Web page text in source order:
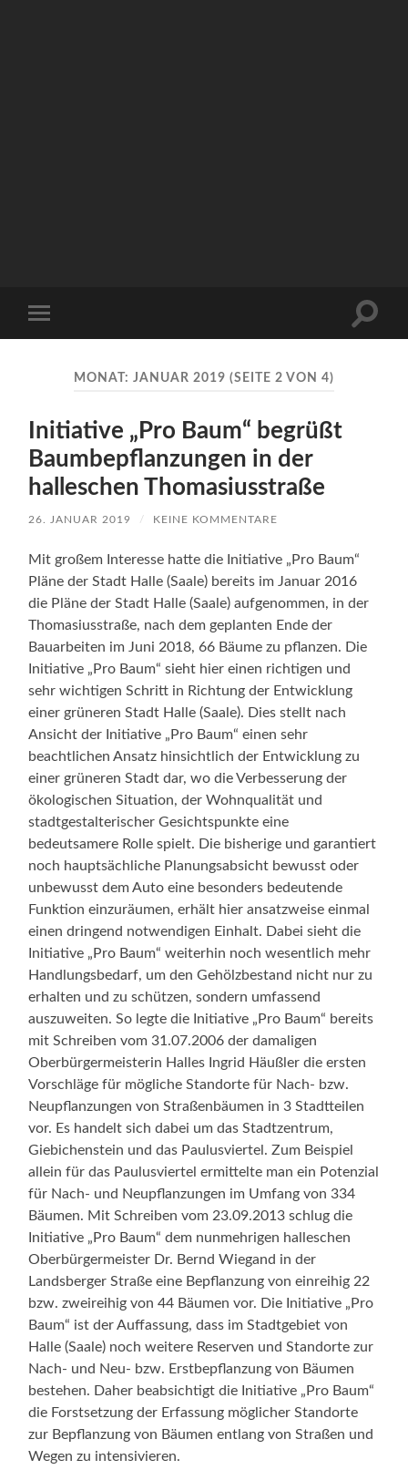
Saale
(AHA)
Menü
MONAT: JANUAR 2019 (SEITE 2 VON 4)
Initiative „Pro Baum“ begrüßt
Baumbepflanzungen in der
halleschen Thomasiusstraße
26. JANUAR 2019 / KEINE KOMMENTARE
Mit großem Interesse hatte die Initiative „Pro Baum“
Pläne der Stadt Halle (Saale) bereits im Januar 2016
die Pläne der Stadt Halle (Saale) aufgenommen, in der
Thomasiusstraße, nach dem geplanten Ende der
Bauarbeiten im Juni 2018, 66 Bäume zu pflanzen. Die
Initiative „Pro Baum“ sieht hier einen richtigen und
sehr wichtigen Schritt in Richtung der Entwicklung
einer grüneren Stadt Halle (Saale). Dies stellt nach
Ansicht der Initiative „Pro Baum“ einen sehr
beachtlichen Ansatz hinsichtlich der Entwicklung zu
einer grüneren Stadt dar, wo die Verbesserung der
ökologischen Situation, der Wohnqualität und
stadtgestalterischer Gesichtspunkte eine
bedeutsamere Rolle spielt. Die bisherige und garantiert
noch hauptsächliche Planungsabsicht bewusst oder
unbewusst dem Auto eine besonders bedeutende
Funktion einzuräumen, erhält hier ansatzweise einmal
einen dringend notwendigen Einhalt. Dabei sieht die
Initiative „Pro Baum“ weiterhin noch wesentlich mehr
Handlungsbedarf, um den Gehölzbestand nicht nur zu
erhalten und zu schützen, sondern umfassend
auszuweiten. So legte die Initiative „Pro Baum“ bereits
mit Schreiben vom 31.07.2006 der damaligen
Oberbürgermeisterin Halles Ingrid Häußler die ersten
Vorschläge für mögliche Standorte für Nach- bzw.
Neupflanzungen von Straßenbäumen in 3 Stadtteilen
vor. Es handelt sich dabei um das Stadtzentrum,
Giebichenstein und das Paulusviertel. Zum Beispiel
allein für das Paulusviertel ermittelte man ein Potenzial
für Nach- und Neupflanzungen im Umfang von 334
Bäumen. Mit Schreiben vom 23.09.2013 schlug die
Initiative „Pro Baum“ dem nunmehrigen halleschen
Oberbürgermeister Dr. Bernd Wiegand in der
Landsberger Straße eine Bepflanzung von einreihig 22
bzw. zweireihig von 44 Bäumen vor. Die Initiative „Pro
Baum“ ist der Auffassung, dass im Stadtgebiet von
Halle (Saale) noch weitere Reserven und Standorte zur
Nach- und Neu- bzw. Erstbepflanzung von Bäumen
bestehen. Daher beabsichtigt die Initiative „Pro Baum“
die Forstsetzung der Erfassung möglicher Standorte
zur Bepflanzung von Bäumen entlang von Straßen und
Wegen zu intensivieren.